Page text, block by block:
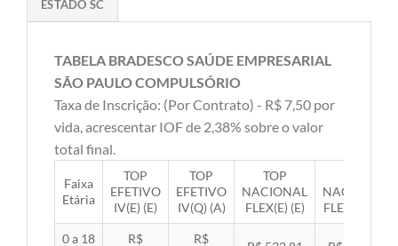
ESTADO SC
TABELA BRADESCO SAÚDE EMPRESARIAL
SÃO PAULO COMPULSÓRIO
Taxa de Inscrição: (Por Contrato) - R$ 7,50 por
vida, acrescentar IOF de 2,38% sobre o valor
total final.
Faixa
Etária
TOP
EFETIVO
IV(E) (E)
TOP
EFETIVO
IV(Q) (A)
TOP
NACIONAL
FLEX(E) (E)
NACIONAL
FLEX(Q) (A)
0 a 18 R$ R$